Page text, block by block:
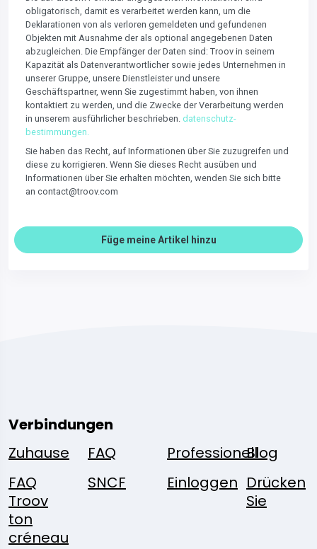
obligatorisch, damit es verarbeitet werden kann, um die
Deklarationen von als verloren gemeldeten und gefundenen
Objekten mit Ausnahme der als optional angegebenen Daten
abzugleichen. Die Empfänger der Daten sind: Troov in seinem
Kapazität als Datenverantwortlicher sowie jedes Unternehmen in
unserer Gruppe, unsere Dienstleister und unsere
Geschäftspartner, wenn Sie zugestimmt haben, von ihnen
kontaktiert zu werden, und die Zwecke der Verarbeitung werden
in unserem ausführlicher beschrieben. datenschutz-
bestimmungen.
Sie haben das Recht, auf Informationen über Sie zuzugreifen und
diese zu korrigieren. Wenn Sie dieses Recht ausüben und
Informationen über Sie erhalten möchten, wenden Sie sich bitte
an contact@troov.com
Füge meine Artikel hinzu
Verbindungen
Zuhause
FAQ ProfessionellBlog
FAQ
Troov
ton
créneau
SNCF Einloggen Drücken
Sie